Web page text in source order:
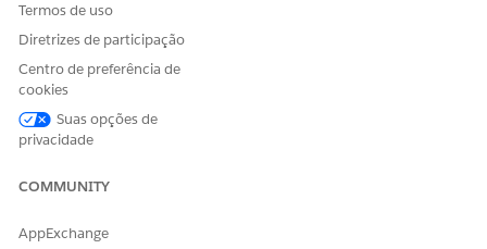
001472724
Diga-nos para podermos melhorar!
Termos de uso
Diretrizes de participação
Centro de preferência de
cookies
Suas opções de
privacidade
COMMUNITY
AppExchange